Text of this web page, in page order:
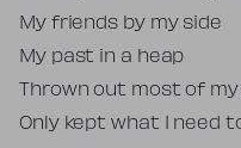
My friends by my side
My past in a heap
Thrown out most of
Only kept what I need